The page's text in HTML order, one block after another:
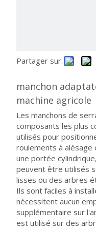
Partager sur:
manchon
machine agricole
Les manchons de
composants les plus
utilisés pour
roulements à alésage
une portée
peuvent être utilisés
lisses ou des arbres
Ils sont faciles à
nécessitent aucun
supplémentaire sur
est utilisé sur des